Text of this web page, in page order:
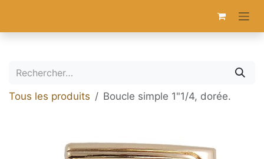
Tous les produits Boucle simple 1"1/4, dorée.